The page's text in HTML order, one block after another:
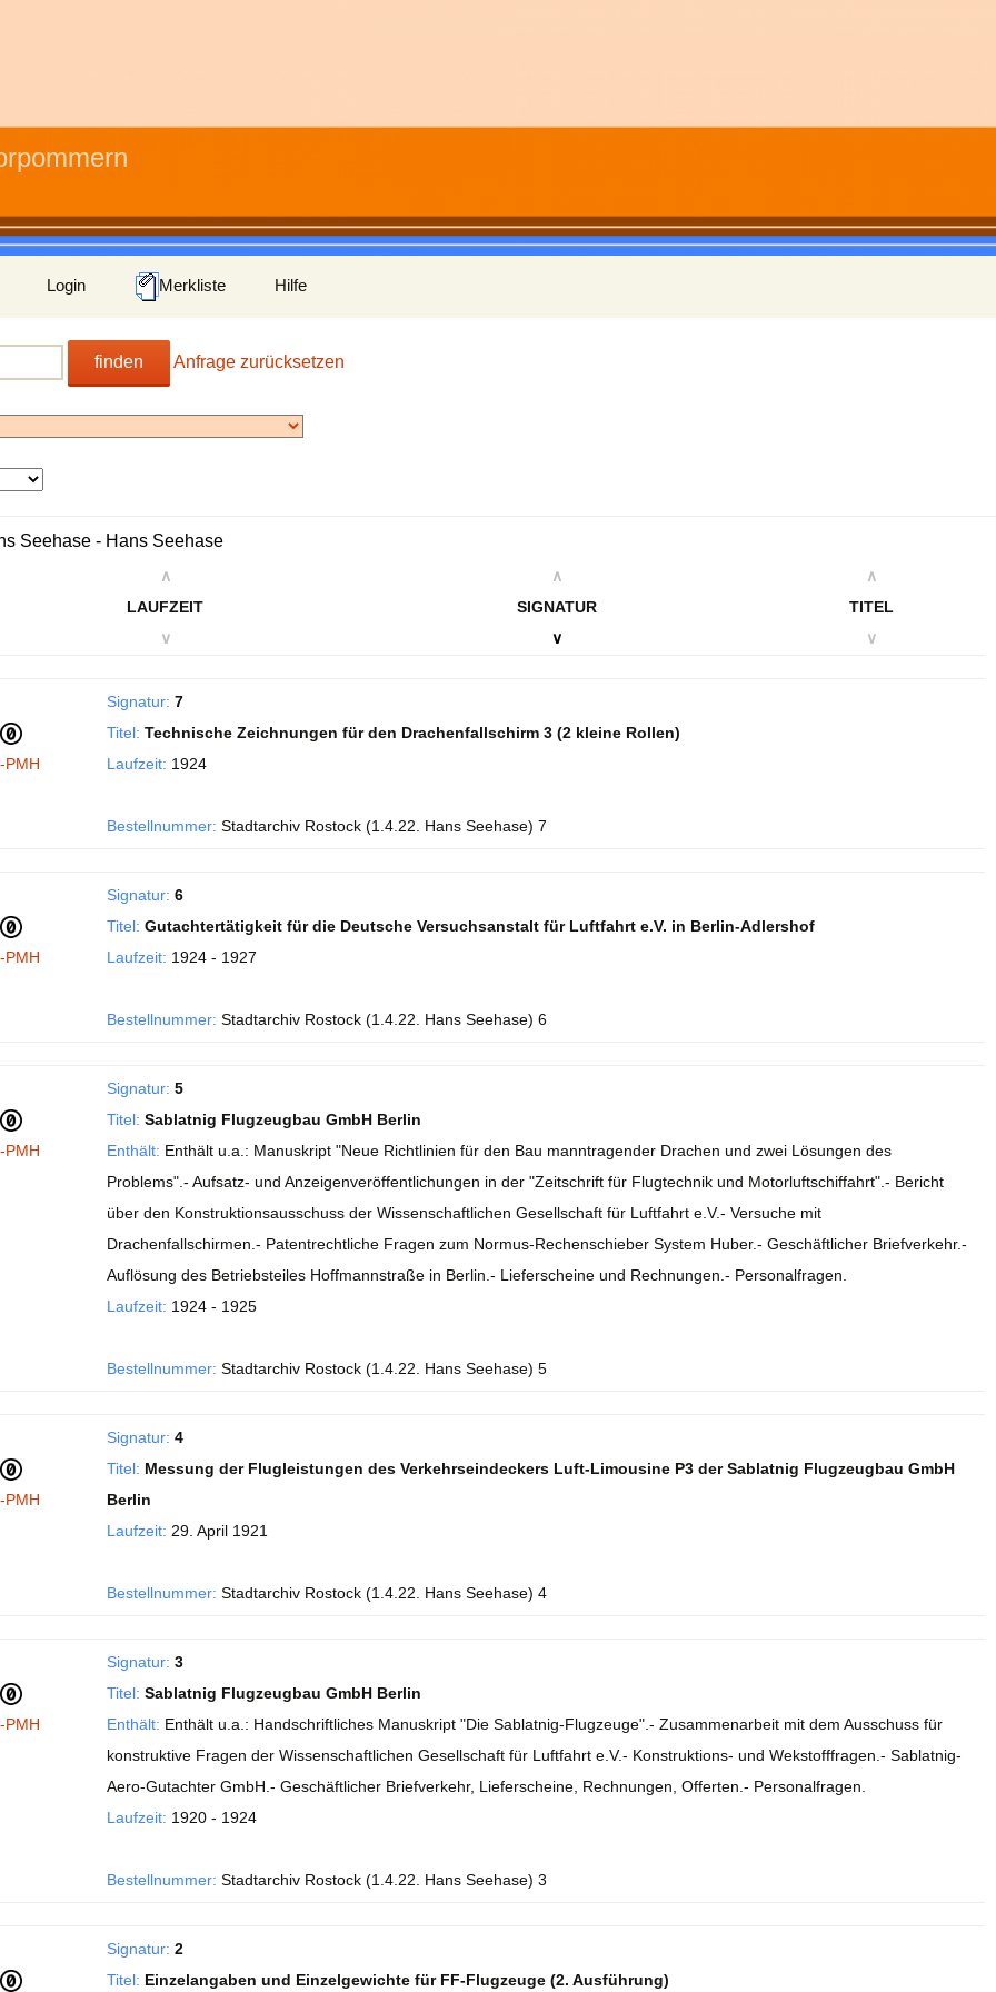
Login Merkliste Hilfe
finden Anfrage zurücksetzen
Seehase - Hans Seehase
∧
LAUFZEIT
∨
∧
SIGNATUR
∨
∧
TITEL
∨
PMH
Signatur: 7
Titel: Technische Zeichnungen für den Drachenfallschirm 3 (2 kleine Rollen)
Laufzeit: 1924
Bestellnummer: Stadtarchiv Rostock (1.4.22. Hans Seehase) 7
PMH
Signatur: 6
Titel: Gutachtertätigkeit für die Deutsche Versuchsanstalt für Luftfahrt e.V. in Berlin-Adlershof
Laufzeit: 1924 - 1927
Bestellnummer: Stadtarchiv Rostock (1.4.22. Hans Seehase) 6
PMH
Signatur: 5
Titel: Sablatnig Flugzeugbau GmbH Berlin
Enthält: Enthält u.a.: Manuskript "Neue Richtlinien für den Bau manntragender Drachen und zwei Lösungen des
Problems".- Aufsatz- und Anzeigenveröffentlichungen in der "Zeitschrift für Flugtechnik und Motorluftschiffahrt".- Bericht
über den Konstruktionsausschuss der Wissenschaftlichen Gesellschaft für Luftfahrt e.V.- Versuche mit
Drachenfallschirmen.- Patentrechtliche Fragen zum Normus-Rechenschieber System Huber.- Geschäftlicher Briefverkehr.-
Auflösung des Betriebsteiles Hoffmannstraße in Berlin.- Lieferscheine und Rechnungen.- Personalfragen.
Laufzeit: 1924 - 1925
Bestellnummer: Stadtarchiv Rostock (1.4.22. Hans Seehase) 5
PMH
Signatur: 4
Titel: Messung der Flugleistungen des Verkehrseindeckers Luft-Limousine P3 der Sablatnig Flugzeugbau GmbH
Berlin
Laufzeit: 29. April 1921
Bestellnummer: Stadtarchiv Rostock (1.4.22. Hans Seehase) 4
PMH
Signatur: 3
Titel: Sablatnig Flugzeugbau GmbH Berlin
Enthält: Enthält u.a.: Handschriftliches Manuskript "Die Sablatnig-Flugzeuge".- Zusammenarbeit mit dem Ausschuss für
konstruktive Fragen der Wissenschaftlichen Gesellschaft für Luftfahrt e.V.- Konstruktions- und Wekstofffragen.- Sablatnig-
Aero-Gutachter GmbH.- Geschäftlicher Briefverkehr, Lieferscheine, Rechnungen, Offerten.- Personalfragen.
Laufzeit: 1920 - 1924
Bestellnummer: Stadtarchiv Rostock (1.4.22. Hans Seehase) 3
Signatur: 2
Titel: Einzelangaben und Einzelgewichte für FF-Flugzeuge (2. Ausführung)